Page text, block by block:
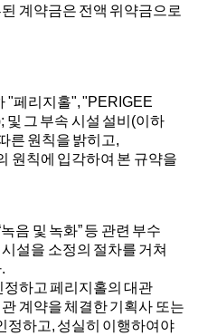
계약금은 전액 위약금으로
"페리지홀", "PERIGEE
그 부속 시설 설비(이하
른 원칙을 밝히고,
원칙에 입각하여 본 규약을
음 및 녹화” 등 관련 부수
설을 소정의 절차를 거쳐
하고 페리지홀의 대관
계약을 체결한 기획사 또는
정하고, 성실히 이행하여야